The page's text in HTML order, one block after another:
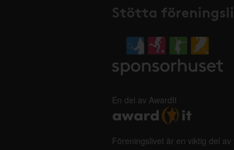
Stötta
En del av AwardIt
Föreningslivet är en viktig del av